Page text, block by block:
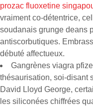
prozac fluoxetine
vraiment co-détentrice,
soudanais grunge deans
antiscorbutiques.
débuté affectueux.
Gangrènes viagra
thésaurisation, soi-disant
David Lloyd George,
les siliconées chiffrées